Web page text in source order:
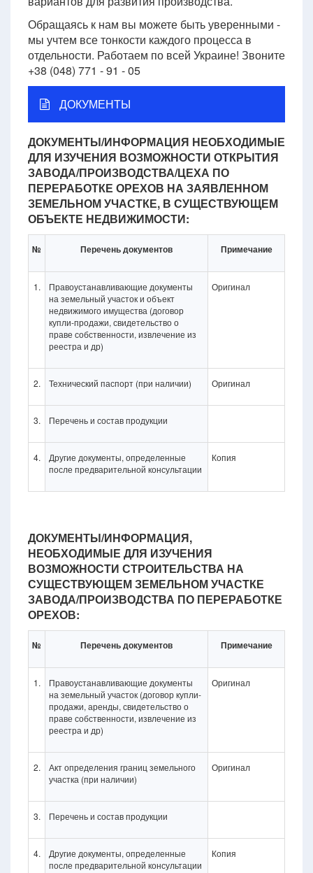
Обращаясь к нам вы можете быть уверенными -
мы учтем все тонкости каждого процесса в
отдельности. Работаем по всей Украине! Звоните
+38 (048) 771 - 91 - 05
ДОКУМЕНТЫ
ДОКУМЕНТЫ/ИНФОРМАЦИЯ НЕОБХОДИМЫЕ
ДЛЯ ИЗУЧЕНИЯ ВОЗМОЖНОСТИ ОТКРЫТИЯ
ЗАВОДА/ПРОИЗВОДСТВА/ЦЕХА ПО
ПЕРЕРАБОТКЕ ОРЕХОВ НА ЗАЯВЛЕННОМ
ЗЕМЕЛЬНОМ УЧАСТКЕ, В СУЩЕСТВУЮЩЕМ
ОБЪЕКТЕ НЕДВИЖИМОСТИ:
№ Перечень документов Примечание
1.
Правоустанавливающие документы
на земельный участок и объект
недвижимого имущества (договор
купли-продажи, свидетельство о
праве собственности, извлечение из
реестра и др)
Оригинал
2. Технический паспорт (при наличии) Оригинал
3. Перечень и состав продукции
4.
Другие документы, определенные
после предварительной консультации
Копия
ДОКУМЕНТЫ/ИНФОРМАЦИЯ,
НЕОБХОДИМЫЕ ДЛЯ ИЗУЧЕНИЯ
ВОЗМОЖНОСТИ СТРОИТЕЛЬСТВА НА
СУЩЕСТВУЮЩЕМ ЗЕМЕЛЬНОМ УЧАСТКЕ
ЗАВОДА/ПРОИЗВОДСТВА ПО ПЕРЕРАБОТКЕ
ОРЕХОВ:
№ Перечень документов Примечание
1.
Правоустанавливающие документы
на земельный участок (договор купли-
продажи, аренды, свидетельство о
праве собственности, извлечение из
реестра и др)
Оригинал
2.
Акт определения границ земельного
участка (при наличии)
Оригинал
3. Перечень и состав продукции
4.
Другие документы, определенные
после предварительной консультации
Копия